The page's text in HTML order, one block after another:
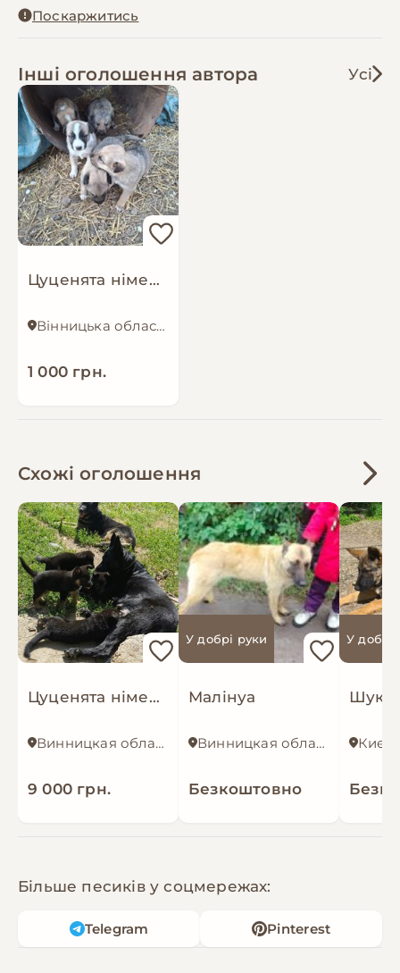
Поскаржитись
Інші оголошення автора Усі
Цуценята німецької вівчарки
Вінницька область
1 000 грн.
Схожі оголошення
Цуценята німецької вівчарки
Винницкая область
9 000 грн.
У добрі руки
Малінуа
Винницкая область
Безкоштовно
У добрі
Більше песиків у соцмережах:
Telegram Pinterest